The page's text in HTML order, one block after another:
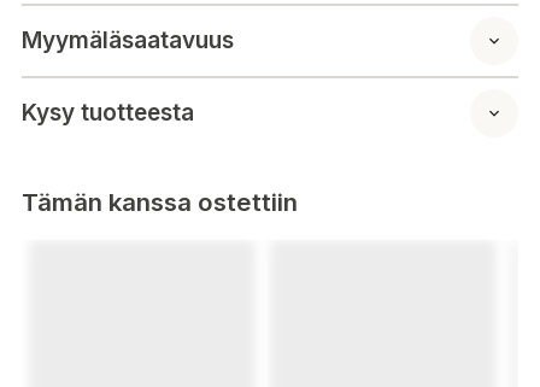
Myymäläsaatavuus
Kysy tuotteesta
Tämän kanssa ostettiin